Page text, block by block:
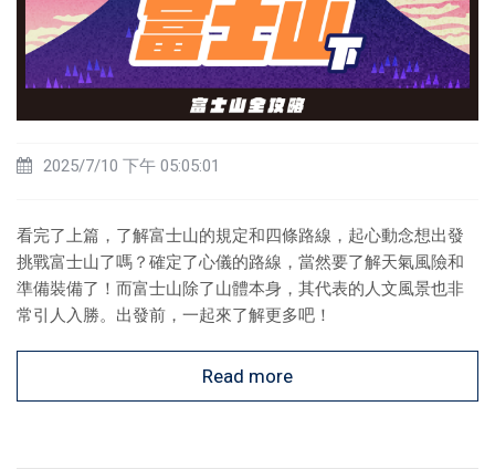
2025/7/10 下午 05:05:01
看完了上篇，了解富士山的規定和四條路線，起心動念想出發
挑戰富士山了嗎？確定了心儀的路線，當然要了解天氣風險和
準備裝備了！而富士山除了山體本身，其代表的人文風景也非
常引人入勝。出發前，一起來了解更多吧！
Read more